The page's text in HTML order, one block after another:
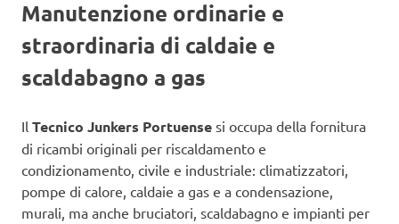
Manutenzione ordinarie e
straordinaria di caldaie e
scaldabagno a gas
Il Tecnico Junkers Portuense si occupa della fornitura
di ricambi originali per riscaldamento e
condizionamento, civile e industriale: climatizzatori,
pompe di calore, caldaie a gas e a condensazione,
murali, ma anche bruciatori, scaldabagno e impianti per